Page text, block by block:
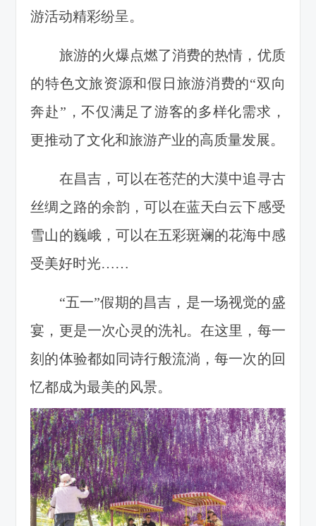
游活动精彩纷呈。
旅游的火爆点燃了消费的热情，优质
的特色文旅资源和假日旅游消费的“双向
奔赴”，不仅满足了游客的多样化需求，
更推动了文化和旅游产业的高质量发展。
在昌吉，可以在苍茫的大漠中追寻古
丝绸之路的余韵，可以在蓝天白云下感受
雪山的巍峨，可以在五彩斑斓的花海中感
受美好时光……
“五一”假期的昌吉，是一场视觉的盛
宴，更是一次心灵的洗礼。在这里，每一
刻的体验都如同诗行般流淌，每一次的回
忆都成为最美的风景。